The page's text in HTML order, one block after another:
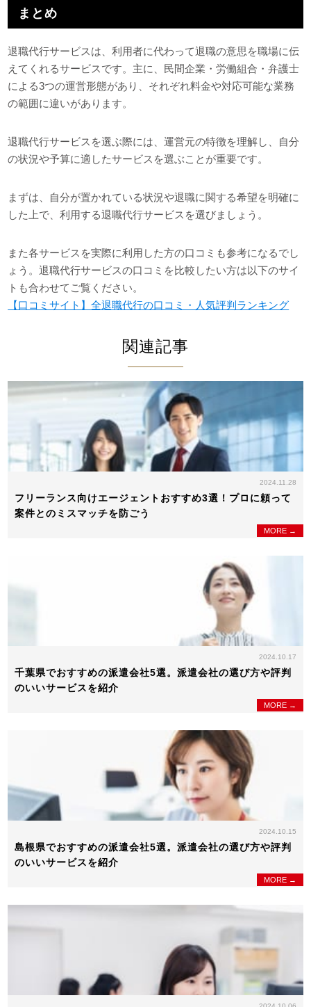
まとめ
退職代行サービスは、利用者に代わって退職の意思を職場に伝
えてくれるサービスです。主に、民間企業・労働組合・弁護士
による3つの運営形態があり、それぞれ料金や対応可能な業務
の範囲に違いがあります。
退職代行サービスを選ぶ際には、運営元の特徴を理解し、自分
の状況や予算に適したサービスを選ぶことが重要です。
まずは、自分が置かれている状況や退職に関する希望を明確に
した上で、利用する退職代行サービスを選びましょう。
また各サービスを実際に利用した方の口コミも参考になるでし
ょう。退職代行サービスの口コミを比較したい方は以下のサイ
トも合わせてご覧ください。
【口コミサイト】全退職代行の口コミ・人気評判ランキング
関連記事
2024.11.28
フリーランス向けエージェントおすすめ3選！プロに頼って
案件とのミスマッチを防ごう
MORE →
2024.10.17
千葉県でおすすめの派遣会社5選。派遣会社の選び方や評判
のいいサービスを紹介
MORE →
2024.10.15
島根県でおすすめの派遣会社5選。派遣会社の選び方や評判
のいいサービスを紹介
MORE →